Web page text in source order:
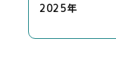
2025年